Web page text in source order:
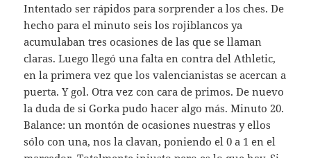
Intentado ser rápidos para sorprender a los ches. De
hecho para el minuto seis los rojiblancos ya
acumulaban tres ocasiones de las que se llaman
claras. Luego llegó una falta en contra del Athletic,
en la primera vez que los valencianistas se acercan a
puerta. Y gol. Otra vez con cara de primos. De nuevo
la duda de si Gorka pudo hacer algo más. Minuto 20.
Balance: un montón de ocasiones nuestras y ellos
sólo con una, nos la clavan, poniendo el 0 a 1 en el